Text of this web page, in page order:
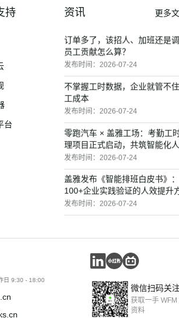
持
台
资讯 更多
竟有什么区别？
发布时间：
订单多了，该招人、加班还是调
员工贡献怎么算？
发布时间： 2026-07-24
不掌握工时数据，企业就管不
工成本
发布时间： 2026-07-24
零跑汽车 × 盖雅工场：考勤工
理项目正式启动，共筑智能化
理
发布时间： 2026-07-24
盖雅发布《智能排班白皮书》：
100+企业实践验证的人效提升
论
发布时间： 2026-07-24
中层开刀？
某通信巨头客服中心：智能排班
1000+坐席的排班效率提升3.8
换班率下降29%
发布时间：2026-07-16
日 9:30 - 18:00
微信扫码关
获取一手 WFM
资料